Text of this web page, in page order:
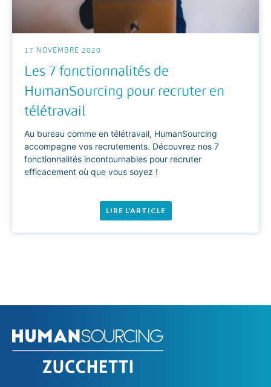
17 NOVEMBRE 2020
Les 7 fonctionnalités de
HumanSourcing pour recruter en
télétravail
Au bureau comme en télétravail, HumanSourcing
accompagne vos recrutements. Découvrez nos 7
fonctionnalités incontournables pour recruter
efficacement où que vous soyez !
LIRE L'ARTICLE